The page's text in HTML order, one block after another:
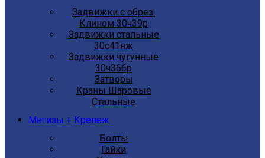
Задвижки с обрез.
Клином 30ч39р
Задвижки стальные
30с41нж
Задвижки чугунные
30ч36бр
Затворы
Краны Шаровые
Стальные
Метизы + Крепеж
Болты
Гайки